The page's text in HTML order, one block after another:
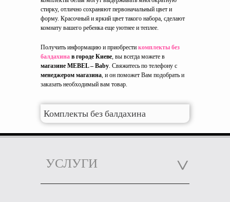
стирку, отлично сохраняют первоначальный цвет и
форму. Красочный и яркий цвет такого набора, сделают
комнату вашего ребенка еще уютнее и теплее.
Получить информацию и приобрести комплекты без
балдахина в городе Киеве, вы всегда можете в
магазине MEBEL – Baby. Свяжитесь по телефону с
менеджером магазина, и он поможет Вам подобрать и
заказать необходимый вам товар.
Комплекты без балдахина
УСЛУГИ